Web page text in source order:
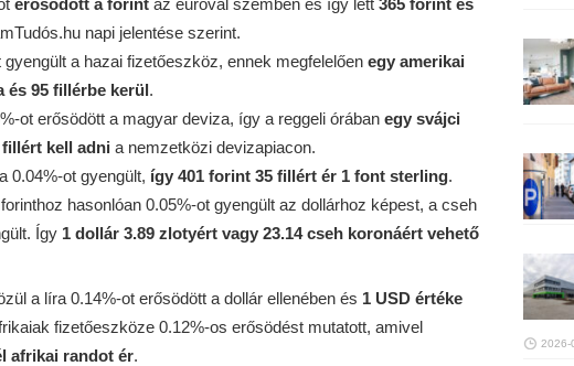
napi jelentése szerint.
a hazai fizetőeszköz, ennek megfelelően egy amerikai
és 95 fillérbe kerül.
ot erősödött a magyar deviza, így a reggeli órában egy svájci
kell adni a nemzetközi devizapiacon.
0.04%-ot gyengült, így 401 forint 35 fillért ér 1 font sterling.
hasonlóan 0.05%-ot gyengült az dollárhoz képest, a cseh
Így 1 dollár 3.89 zlotyért vagy 23.14 cseh koronáért vehető
a líra 0.14%-ot erősödött a dollár ellenében és 1 USD értéke
fizetőeszköze 0.12%-os erősödést mutatott, amivel
afrikai randot ér.
2026-